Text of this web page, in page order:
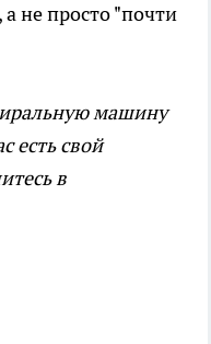
не просто "почти
машину
есть свой
в